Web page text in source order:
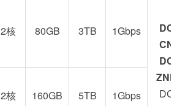
2核 80GB 3TB 1Gbps
2核 160GB 5TB 1Gbps